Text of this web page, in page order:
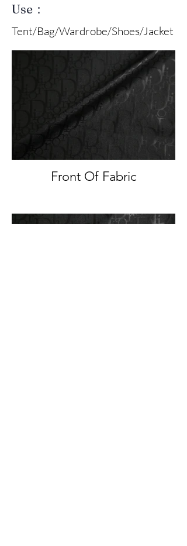
Use：
Tent/Bag/Wardrobe/Shoes/Jacket
Front Of Fabric